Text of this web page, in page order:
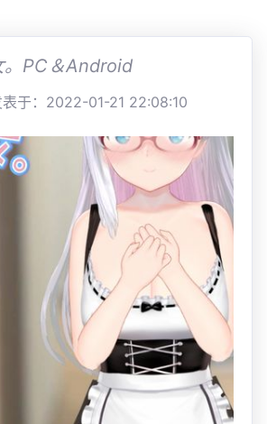
。PC＆Android
表于：2022-01-21 22:08:10